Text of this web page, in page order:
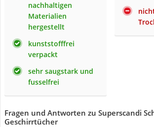
nachhaltigen
Materialien
hergestellt
kunststofffrei
verpackt
sehr saugstark und
fusselfrei
Fragen und Antworten zu Superscandi
Geschirrtücher